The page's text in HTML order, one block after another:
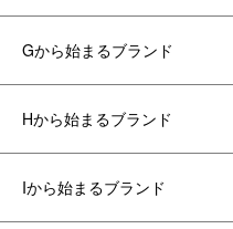
Gから始まるブランド
Hから始まるブランド
Iから始まるブランド